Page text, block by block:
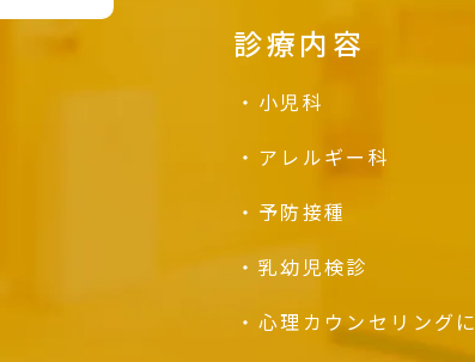
診療内容
小児科
アレルギー科
予防接種
乳幼児検診
心理カウンセリングに